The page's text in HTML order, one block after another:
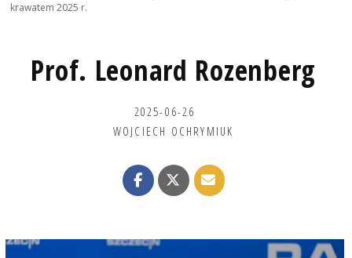
krawatem 2025 r.
Prof. Leonard Rozenberg
2025-06-26
WOJCIECH OCHRYMIUK